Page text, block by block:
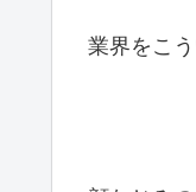
業界をこ